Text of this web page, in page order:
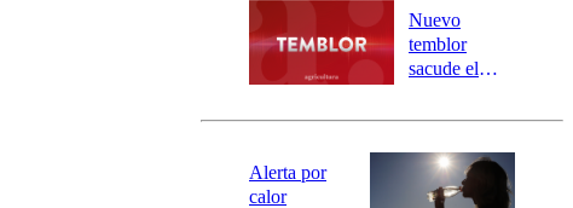
río Damas:
activa
mensajería
SAE
Nuevo
temblor
sacude el
revisa la
epicentro
Alerta por
calor